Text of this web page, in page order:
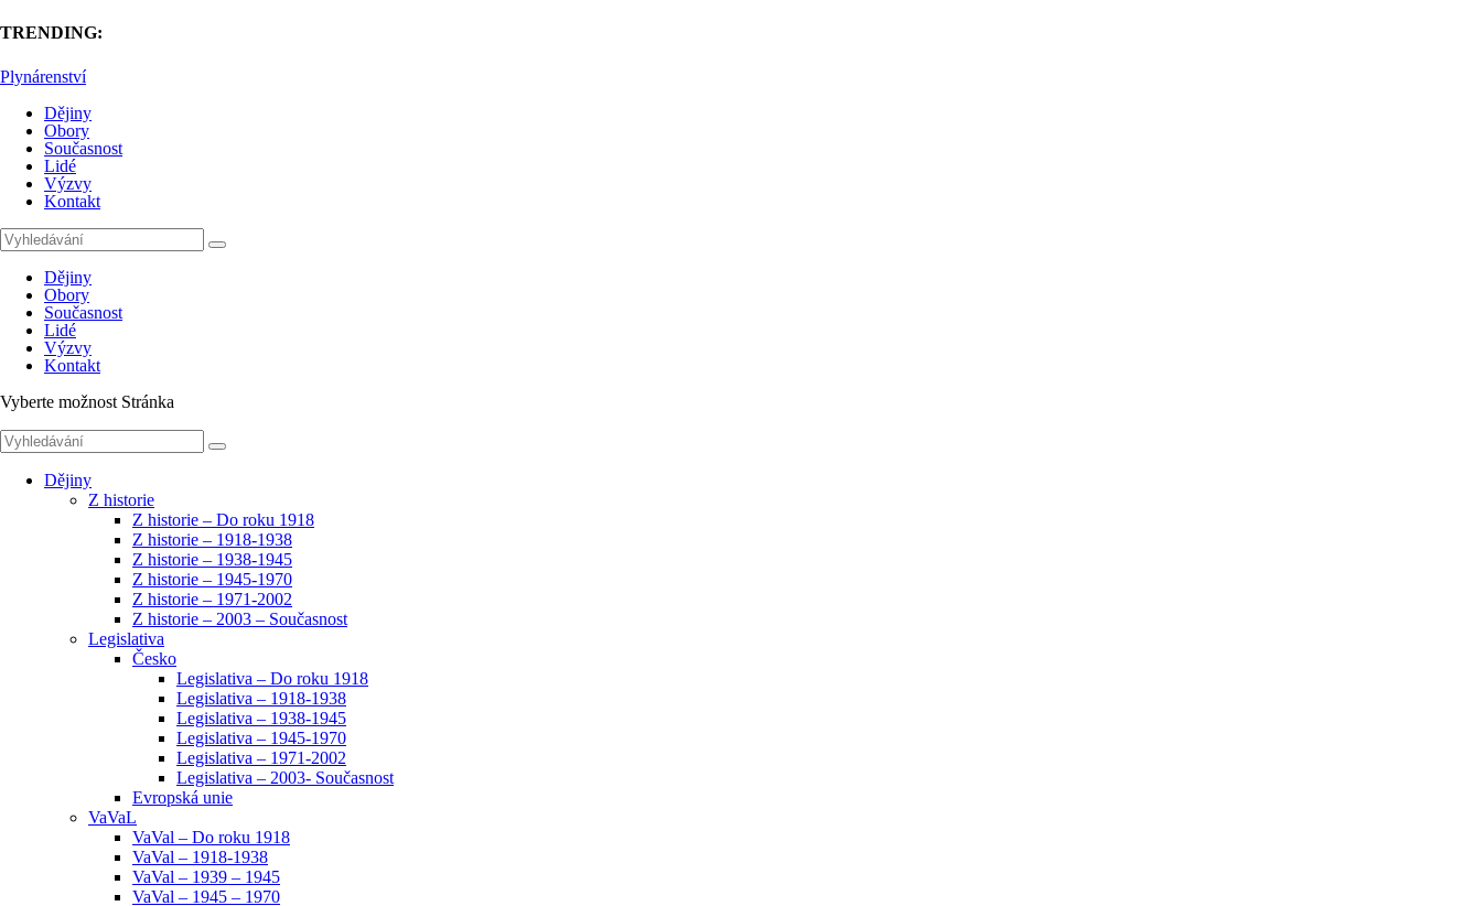
TRENDING:
Plynárenství
Dějiny
Obory
Současnost
Lidé
Výzvy
Kontakt
Dějiny
Obory
Současnost
Lidé
Výzvy
Kontakt
Vyberte možnost Stránka
Dějiny
Z historie
Z historie – Do roku 1918
Z historie – 1918-1938
Z historie – 1938-1945
Z historie – 1945-1970
Z historie – 1971-2002
Z historie – 2003 – Současnost
Legislativa
Česko
Legislativa – Do roku 1918
Legislativa – 1918-1938
Legislativa – 1938-1945
Legislativa – 1945-1970
Legislativa – 1971-2002
Legislativa – 2003- Současnost
Evropská unie
VaVaL
VaVal – Do roku 1918
VaVal – 1918-1938
VaVal – 1939 – 1945
VaVal – 1945 – 1970